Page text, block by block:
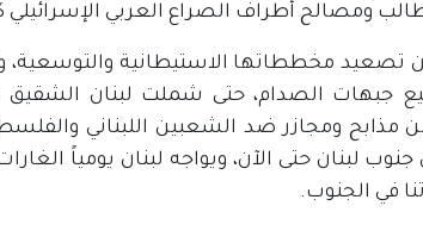
ومصالح أطراف الصراع العربي الإسرائيلي
تصعيد مخططاتها الاستيطانية والتوسعية،
جبهات الصدام، حتى شملت لبنان
ذلك الغزو من مذابح ومجازر ضد الشعبين اللبناني
لبنان حتى الآن، ويواجه لبنان يومياً
في الجنوب.